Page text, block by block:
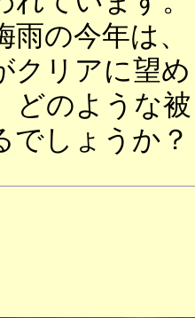
の今年は、
クリアに望め
どのような被
でしょうか？